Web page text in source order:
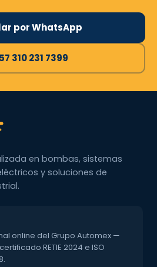
por WhatsApp
310 231 7399
en bombas, sistemas
y soluciones de
online del Grupo Automex —
RETIE 2024 e ISO